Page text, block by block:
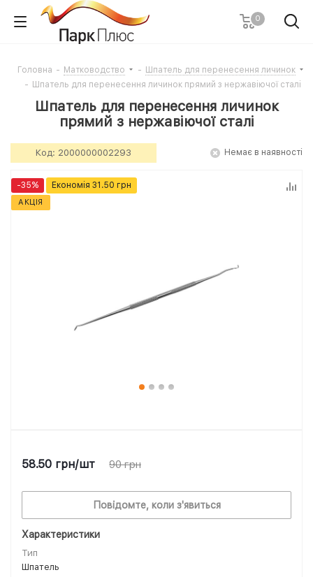
0
Головна - Матководство - Шпатель для перенесення личинок
- Шпатель для перенесення личинок прямий з нержавіючої сталі
Шпатель для перенесення личинок
прямий з нержавіючої сталі
Код: 2000000002293 Немає в наявності
АКЦІЯ
-35% Економія 31.50 грн
Характеристики
Тип
Шпатель
58.50 грн/шт 90грн
Повідомте, коли з'явиться